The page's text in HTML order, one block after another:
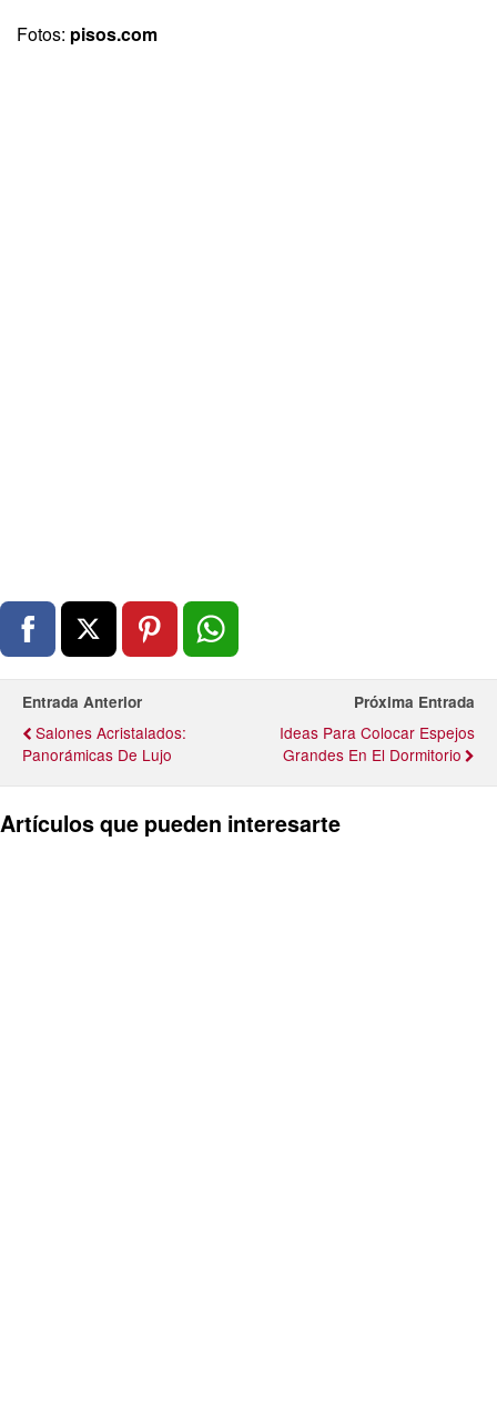
Fotos: pisos.com
Entrada Anterior
Salones Acristalados:
Panorámicas De Lujo
Próxima Entrada
Ideas Para Colocar Espejos
Grandes En El Dormitorio
Artículos que pueden interesarte